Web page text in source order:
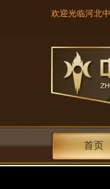
欢迎光临河北
首页